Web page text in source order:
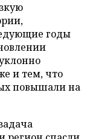
годы
и тем, что
повышали на